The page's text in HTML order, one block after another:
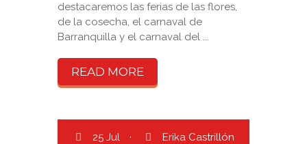
destacaremos las ferias de las flores,
de la cosecha, el carnaval de
Barranquilla y el carnaval del ...
READ MORE
25 Jul ·
Erika Castrillón